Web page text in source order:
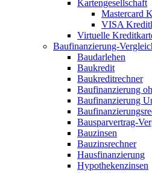
Kartengesellschaft
Mastercard
VISA
Virtuelle
Baufinanzierung-
Baudarlehen
Baukredit
Baukreditrechner
Baufinanzierung
Baufinanzierung
Bausparvertrag-
Bauzinsen
Bauzinsrechner
Hausfinanzierung
Hypothekenzinsen